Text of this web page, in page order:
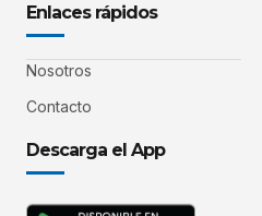
Enlaces rápidos
Nosotros
Contacto
Descarga el App